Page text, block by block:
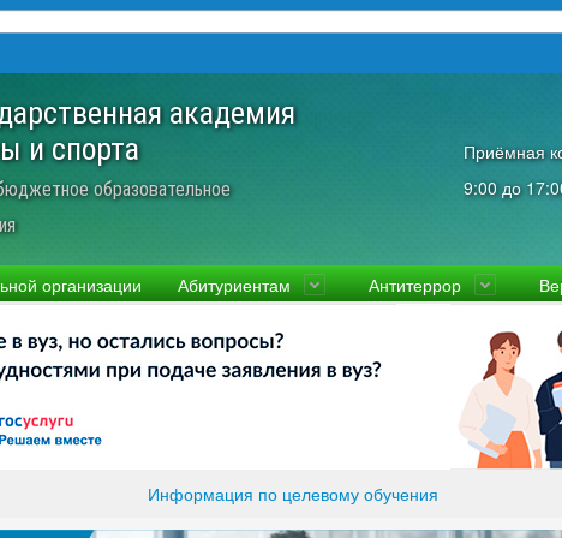
академия
и спорта
образовательное
Приёмная
9:00 до
Факультеты
Руководство
Преподаватели и сотрудники
Противодействие коррупции Прочие документы
организации Абитуриентам
Приемная комиссия
Стоимость
Антитеррор
Правовая
Информация
Информация по целевому обучения